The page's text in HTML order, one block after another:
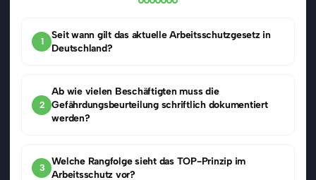
1
Seit wann gilt das aktuelle Arbeitsschutzgesetz in
Deutschland?
2
Ab wie vielen Beschäftigten muss die
Gefährdungsbeurteilung schriftlich dokumentiert
werden?
3
Welche Rangfolge sieht das TOP-Prinzip im
Arbeitsschutz vor?